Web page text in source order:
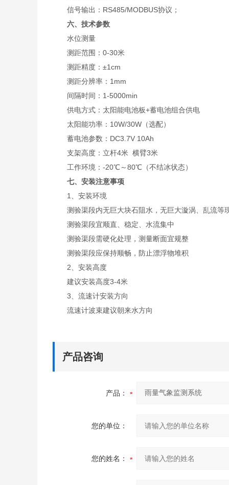
信号输出：RS485/MODBUS协议；
六、技术参数
水位测量
测距范围：0-30米
测距精度：±1cm
测距分辨率：1mm
间隔时间：1-5000min
供电方式：太阳能电池板+蓄电池组合供电
太阳能功率：10W/30W（选配）
蓄电池参数：DC3.7V 10Ah
支架高度：立杆4米 横臂3米
工作环境：-20℃～80℃（不结冰状态）
七、安装注意事项
1、安装环境
测验渠段内无巨大块石阻水，无巨大漩涡、乱流等
测验渠段宜顺直、稳定、水流集中
测验渠段需硬化处理，测量断面宜规整
测验渠段应保持顺畅，防止漂浮物堆积
2、安装高度
建议安装高度3-4米
3、流速计安装方向
流速计波束建议朝来水方向
产品咨询
产品：
您的单位：
您的姓名：